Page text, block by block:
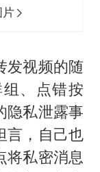
片
发视频的随
、点错按
隐私泄露事
言，自己也
将私密消息